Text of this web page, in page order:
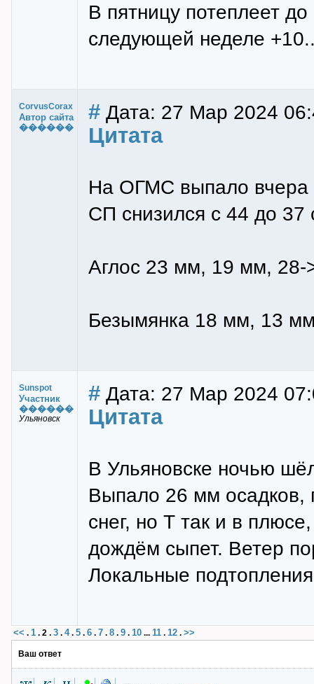
В пятницу потеплеет
следующей неделе
CorvusCorax
Автор сайта
������
# Дата: 27 Мар 2024
Цитата
На ОГМС выпало вчера
СП снизился с 44 до 37
Аглос 23 мм, 19 мм, 28-
Безымянка 18 мм, 13
Sunspot
Участник
������
Ульяновск
# Дата: 27 Мар 2024
Цитата
В Ульяновске ночью
Выпало 26 мм осадков,
снег, но Т так и в
дождём сыпет. Ветер
Локальные
<< . 1 . 2 . 3 . 4. 5 . 6 . 7 . 8 . 9 . 10 ... 11 . 12 . >>
Ваш ответ